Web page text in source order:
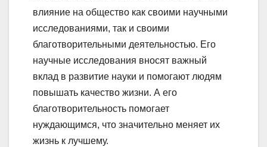
влияние на общество как своими научными
исследованиями, так и своими
благотворительными деятельностью. Его
научные исследования вносят важный
вклад в развитие науки и помогают людям
повышать качество жизни. А его
благотворительность помогает
нуждающимся, что значительно меняет их
жизнь к лучшему.